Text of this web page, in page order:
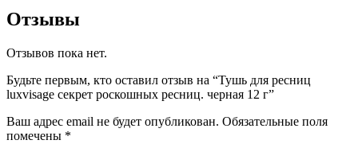
Отзывы
Отзывов пока нет.
Будьте первым, кто оставил отзыв на “Тушь для ресниц
luxvisage секрет роскошных ресниц. черная 12 г”
Ваш адрес email не будет опубликован. Обязательные поля
помечены *